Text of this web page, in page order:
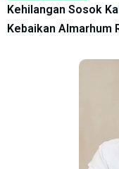
Kehilangan Sosok
Kebaikan Almarhum